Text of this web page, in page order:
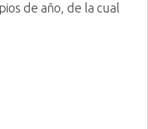
de año, de la cual